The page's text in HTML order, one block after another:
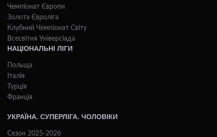
Чемпіонат Європи
Золота Євроліга
Клубний Чемпіонат Світу
Всесвiтня Унiверсiaда
НАЦІОНАЛЬНІ ЛІГИ
Польща
Італія
Турція
Франція
УКРАЇНА. СУПЕРЛІГА. ЧОЛОВІКИ
Сезон 2025-2026